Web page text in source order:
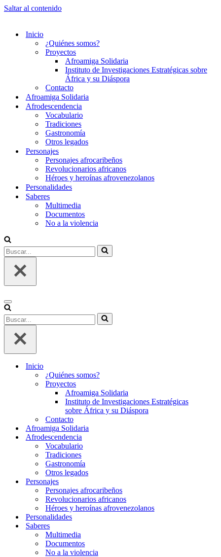
Saltar al contenido
Inicio
¿Quiénes somos?
Proyectos
Afroamiga Solidaria
Instituto de Investigaciones Estratégicas sobre
África y su Diáspora
Contacto
Afroamiga Solidaria
Afrodescendencia
Vocabulario
Tradiciones
Gastronomía
Otros legados
Personajes
Personajes afrocaribeños
Revolucionarios africanos
Héroes y heroínas afrovenezolanos
Personalidades
Saberes
Multimedia
Documentos
No a la violencia
Buscar...
Menú
de
navegación
Buscar...
Inicio
¿Quiénes somos?
Proyectos
Afroamiga Solidaria
Instituto de Investigaciones Estratégicas
sobre África y su Diáspora
Contacto
Afroamiga Solidaria
Afrodescendencia
Vocabulario
Tradiciones
Gastronomía
Otros legados
Personajes
Personajes afrocaribeños
Revolucionarios africanos
Héroes y heroínas afrovenezolanos
Personalidades
Saberes
Multimedia
Documentos
No a la violencia